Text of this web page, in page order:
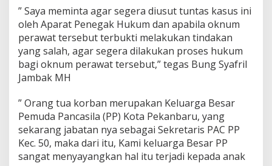
” Saya meminta agar segera diusut tuntas kasus ini
oleh Aparat Penegak Hukum dan apabila oknum
perawat tersebut terbukti melakukan tindakan
yang salah, agar segera dilakukan proses hukum
bagi oknum perawat tersebut,” tegas Bung Syafril
Jambak MH
” Orang tua korban merupakan Keluarga Besar
Pemuda Pancasila (PP) Kota Pekanbaru, yang
sekarang jabatan nya sebagai Sekretaris PAC PP
Kec. 50, maka dari itu, Kami keluarga Besar PP
sangat menyayangkan hal itu terjadi kepada anak